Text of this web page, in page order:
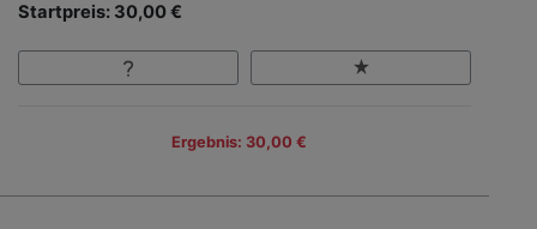
Startpreis: 30,00 €
Ergebnis: 30,00 €